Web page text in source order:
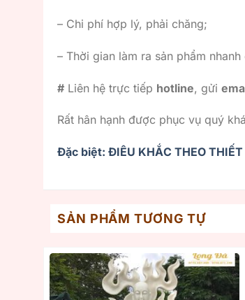
– Chi phí hợp lý, phải chăng;
– Thời gian làm ra sản phẩm nhanh
# Liên hệ trực tiếp hotline, gửi
Rất hân hạnh được phục vụ quý
Đặc biệt: ĐIÊU KHẮC THEO
SẢN PHẨM TƯƠNG TỰ